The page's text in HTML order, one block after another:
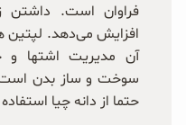
فراوان است. داشتن
افزایش می‌دهد.
آن مدیریت اشتها
سوخت و ساز بدن
حتما از دانه چیا